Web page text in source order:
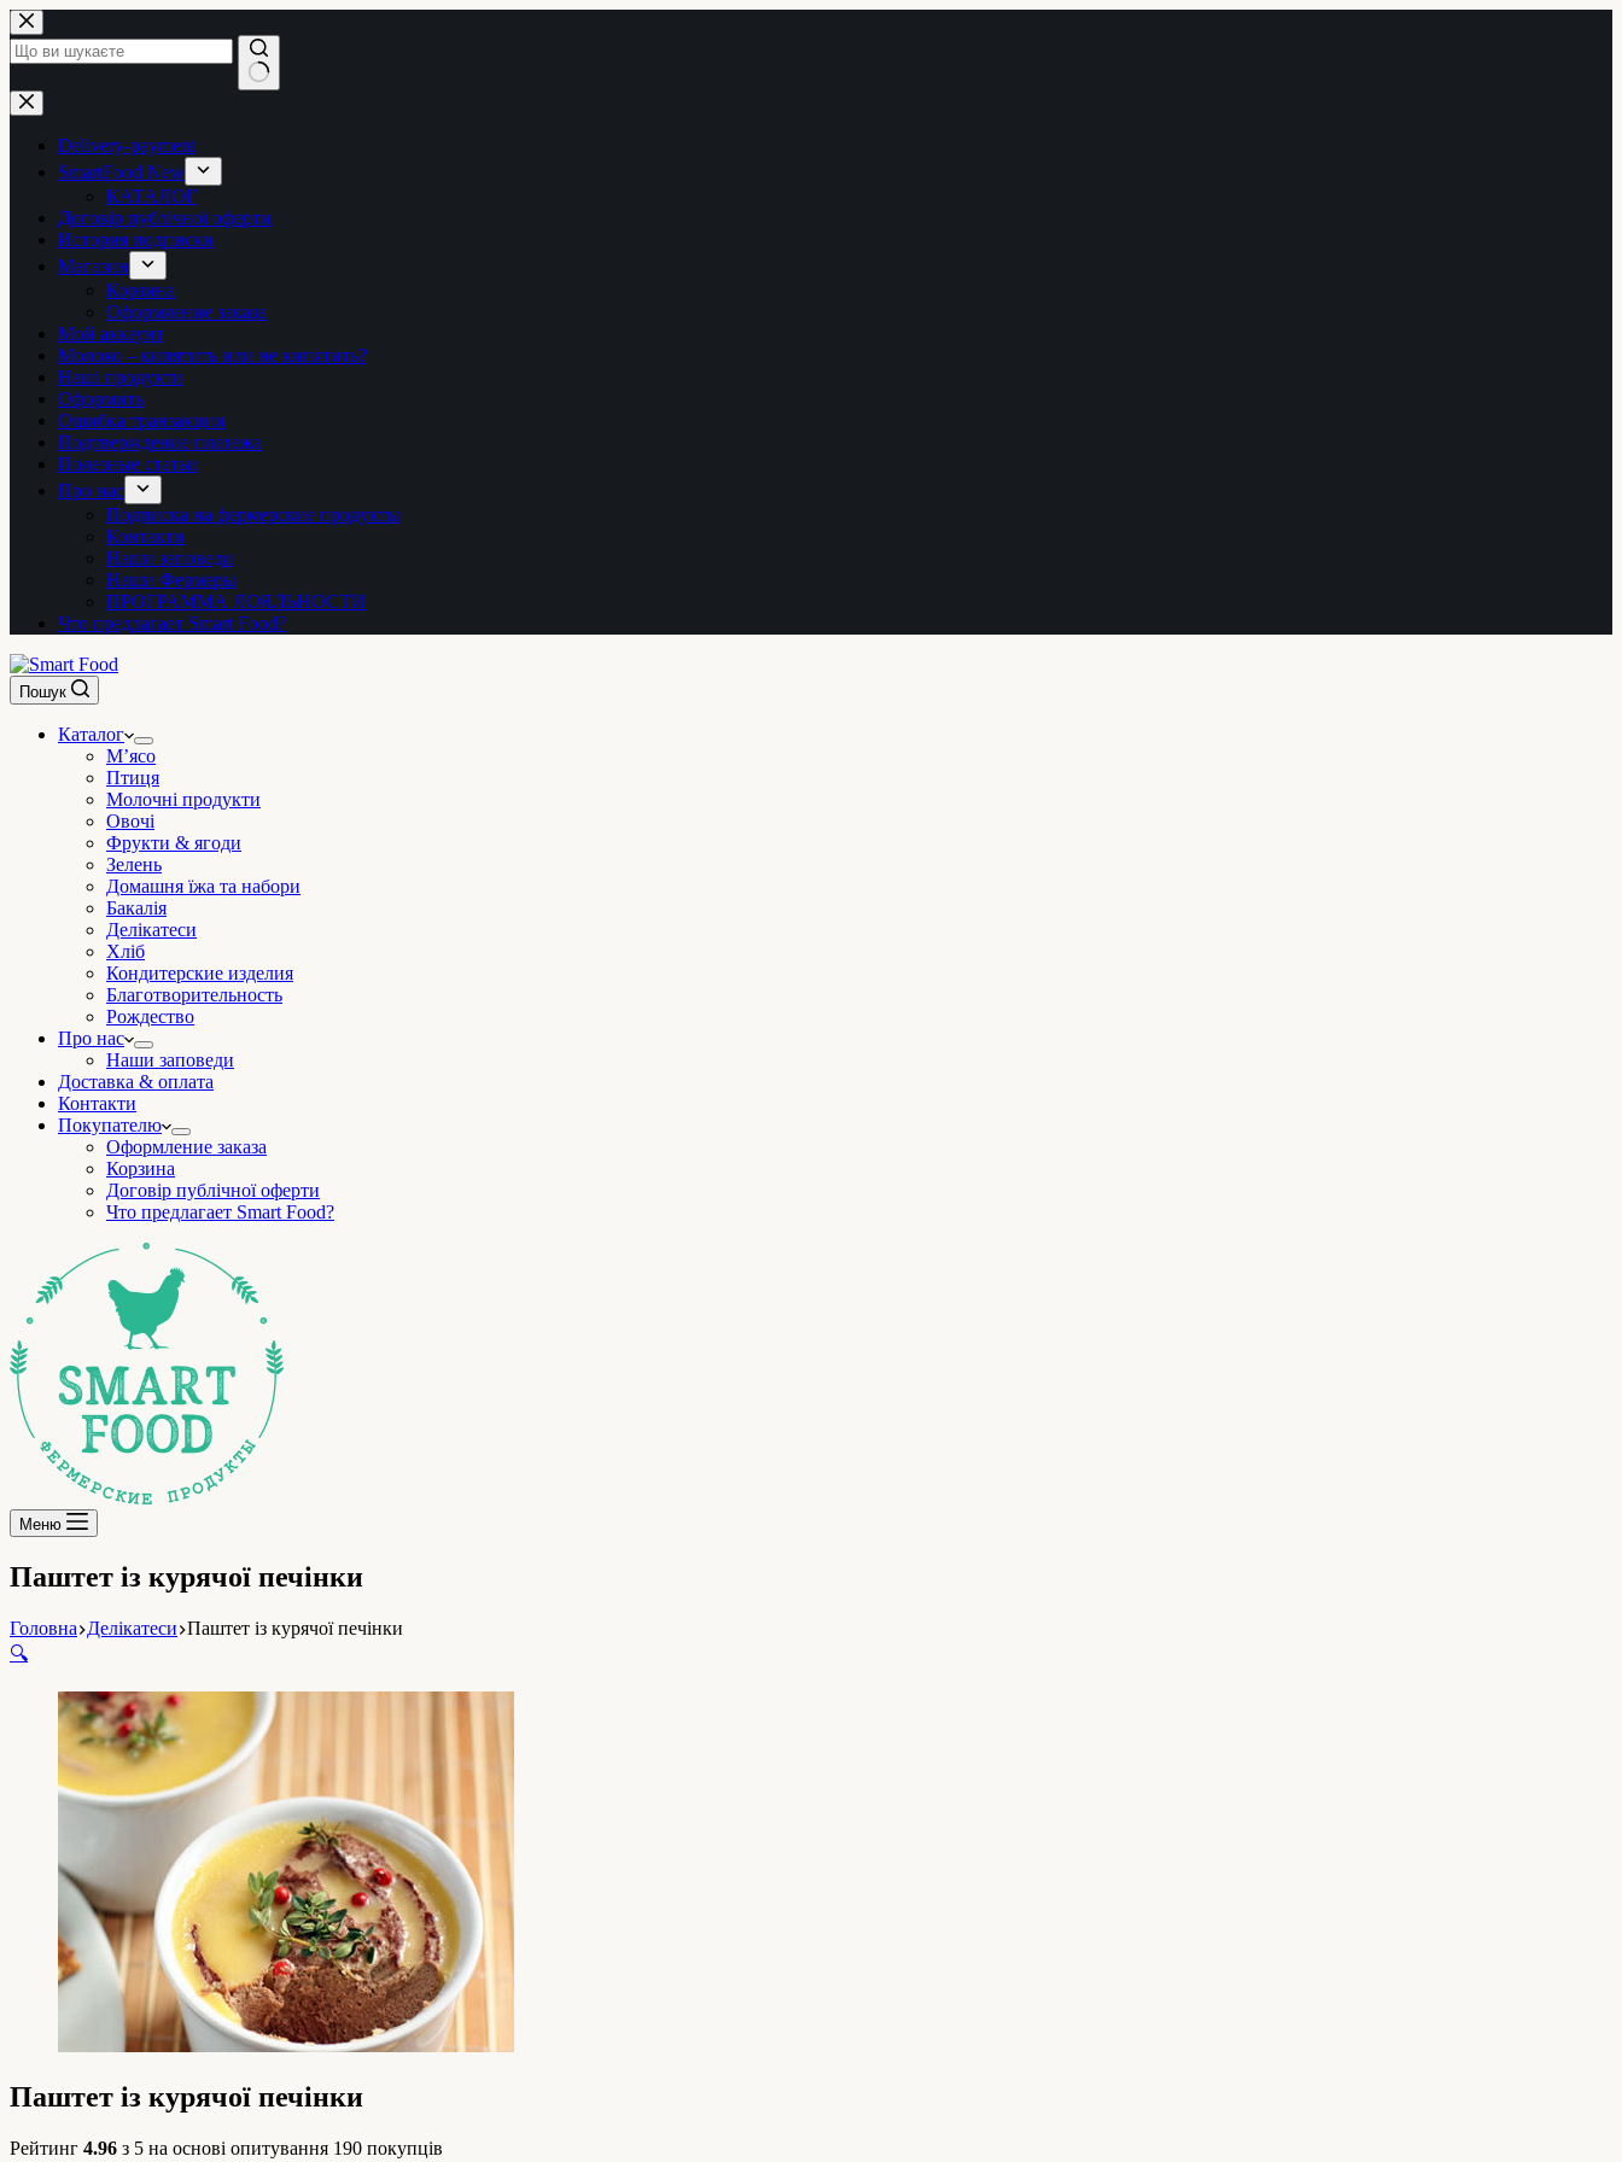
Перейти
до
вмісту
Немає
результатів
Delivery-payment
SmartFood New
КАТАЛОГ
Договір публічної оферти
История подписки
Магазин
Корзина
Оформление заказа
Мой аккаунт
Молоко – кипятить или не кипятить?
Наші продукти
Оформить
Ошибка транзакции
Подтверждение платежа
Полезные статьи
Про нас
Подписка на фермерские продукты
Контакти
Наши заповеди
Наши Фермеры
ПРОГРАММА ЛОЯЛЬНОСТИ
Что предлагает Smart Food?
Пошук
Каталог
М’ясо
Птиця
Молочні продукти
Овочі
Фрукти & ягоди
Зелень
Домашня їжа та набори
Бакалія
Делікатеси
Хліб
Кондитерские изделия
Благотворительность
Рождество
Про нас
Наши заповеди
Доставка & оплата
Контакти
Покупателю
Оформление заказа
Корзина
Договір публічної оферти
Что предлагает Smart Food?
Меню
Паштет із курячої печінки
Головна Делікатеси Паштет із курячої печінки
🔍
Паштет із курячої печінки
Рейтинг 4.96 з 5 на основі опитування 190 покупців